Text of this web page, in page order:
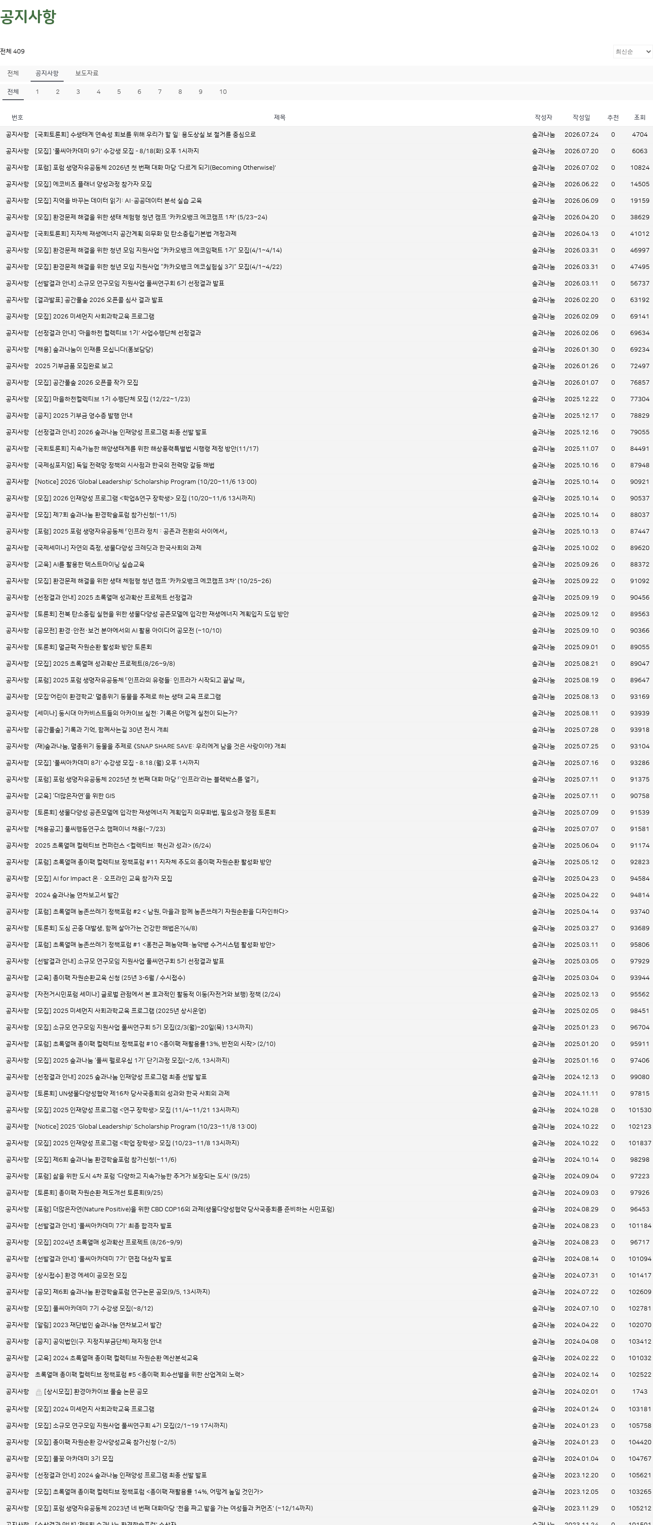
공지사항
전체 409
전체 공지사항 보도자료
전체 1 2 3 4 5 6 7 8 9 10
번호 제목 작성자 작성일 추천 조회
공지사항 [국회토론회] 수생태계 연속성 회보를 위해 우리가 할 일: 용도상실 보 철거를 중심으로 숲과나눔 2026.07.24 0 4704
공지사항 [모집] '풀씨아카데미 9기' 수강생 모집 - 8/18(화) 오후 1시까지 숲과나눔 2026.07.20 0 6063
공지사항 [포럼] 포럼 생명자유공동체 2026년 첫 번째 대화 마당 '다르게 되기(Becoming Otherwise)' 숲과나눔 2026.07.02 0 10824
공지사항 [모집] 에코비즈 플래너 양성과정 참가자 모집 숲과나눔 2026.06.22 0 14505
공지사항 [모집] 지역을 바꾸는 데이터 읽기: AI·공공데이터 분석 실습 교육 숲과나눔 2026.06.09 0 19159
공지사항 [모집] 환경문제 해결을 위한 생태 체험형 청년 캠프 '카카오뱅크 에코캠프 1차' (5/23~24) 숲과나눔 2026.04.20 0 38629
공지사항 [국회토론회] 지자체 재생에너지 공간계획 의무화 및 탄소중립기본법 개정과제 숲과나눔 2026.04.13 0 41012
공지사항 [모집] 환경문제 해결을 위한 청년 모임 지원사업 “카카오뱅크 에코임팩트 1기” 모집(4/1~4/14) 숲과나눔 2026.03.31 0 46997
공지사항 [모집] 환경문제 해결을 위한 청년 모임 지원사업 “카카오뱅크 에코실험실 3기” 모집(4/1~4/22) 숲과나눔 2026.03.31 0 47495
공지사항 [선발결과 안내] 소규모 연구모임 지원사업 풀씨연구회 6기 선정결과 발표 숲과나눔 2026.03.11 0 56737
공지사항 [결과발표] 공간풀숲 2026 오픈콜 심사 결과 발표 숲과나눔 2026.02.20 0 63192
공지사항 [모집] 2026 미세먼지 사회과학교육 프로그램 숲과나눔 2026.02.09 0 69141
공지사항 [선정결과 안내] '마을하천 컬렉티브 1기' 사업수행단체 선정결과 숲과나눔 2026.02.06 0 69634
공지사항 [채용] 숲과나눔이 인재를 모십니다(홍보담당) 숲과나눔 2026.01.30 0 69234
공지사항 2025 기부금품 모집완료 보고 숲과나눔 2026.01.26 0 72497
공지사항 [모집] 공간풀숲 2026 오픈콜 작가 모집 숲과나눔 2026.01.07 0 76857
공지사항 [모집] 마을하천컬렉티브 1기 수행단체 모집 (12/22~1/23) 숲과나눔 2025.12.22 0 77304
공지사항 [공지] 2025 기부금 영수증 발행 안내 숲과나눔 2025.12.17 0 78829
공지사항 [선정결과 안내] 2026 숲과나눔 인재양성 프로그램 최종 선발 발표 숲과나눔 2025.12.16 0 79055
공지사항 [국회토론회] 지속가능한 해양생태계를 위한 해상풍력특별법 시행령 제정 방안(11/17) 숲과나눔 2025.11.07 0 84491
공지사항 [국제심포지엄] 독일 전력망 정책의 시사점과 한국의 전력망 갈등 해법 숲과나눔 2025.10.16 0 87948
공지사항 [Notice] 2026 'Global Leadership' Scholarship Program (10/20~11/6 13:00) 숲과나눔 2025.10.14 0 90921
공지사항 [모집] 2026 인재양성 프로그램 <학업&연구 장학생> 모집 (10/20~11/6 13시까지) 숲과나눔 2025.10.14 0 90537
공지사항 [모집] 제7회 숲과나눔 환경학술포럼 참가신청(~11/5) 숲과나눔 2025.10.14 0 88037
공지사항 [포럼] 2025 포럼 생명자유공동체 「인프라 정치 : 공존과 전환의 사이에서」 숲과나눔 2025.10.13 0 87447
공지사항 [국제세미나] 자연의 측정, 생물다양성 크레딧과 한국사회의 과제 숲과나눔 2025.10.02 0 89620
공지사항 [교육] AI를 활용한 텍스트마이닝 실습교육 숲과나눔 2025.09.26 0 88372
공지사항 [모집] 환경문제 해결을 위한 생태 체험형 청년 캠프 '카카오뱅크 에코캠프 3차' (10/25~26) 숲과나눔 2025.09.22 0 91092
공지사항 [선정결과 안내] 2025 초록열매 성과확산 프로젝트 선정결과 숲과나눔 2025.09.19 0 90456
공지사항 [토론회] 전북 탄소중립 실현을 위한 생물다양성 공존모델에 입각한 재생에너지 계획입지 도입 방안 숲과나눔 2025.09.12 0 89563
공지사항 [공모전] 환경·안전·보건 분야에서의 AI 활용 아이디어 공모전 (~10/10) 숲과나눔 2025.09.10 0 90366
공지사항 [토론회] 멸균팩 자원순환 활성화 방안 토론회 숲과나눔 2025.09.01 0 89055
공지사항 [모집] 2025 초록열매 성과확산 프로젝트(8/26~9/8) 숲과나눔 2025.08.21 0 89047
공지사항 [포럼] 2025 포럼 생명자유공동체 「인프라의 유령들: 인프라가 시작되고 끝날 때」 숲과나눔 2025.08.19 0 89647
공지사항 [모집'어린이 환경학교' 멸종위기 동물을 주제로 하는 생태 교육 프로그램 숲과나눔 2025.08.13 0 93169
공지사항 [세미나] 동시대 아카비스트들의 아카이브 실천: 기록은 어떻게 실천이 되는가? 숲과나눔 2025.08.11 0 93939
공지사항 [공간풀숲] 기록과 기억, 함께사는길 30년 전시 개최 숲과나눔 2025.07.28 0 93918
공지사항 (재)숲과나눔, 멸종위기 동물을 주제로 《SNAP SHARE SAVE: 우리에게 남을 것은 사랑이야》 개최 숲과나눔 2025.07.25 0 93104
공지사항 [모집] '풀씨아카데미 8기' 수강생 모집 - 8.18.(월) 오후 1시까지 숲과나눔 2025.07.16 0 93286
공지사항 [포럼] 포럼 생명자유공동체 2025년 첫 번째 대화 마당 「'인프라'라는 블랙박스를 열기」 숲과나눔 2025.07.11 0 91375
공지사항 [교육] ‘더많은자연’을 위한 GIS 숲과나눔 2025.07.11 0 90758
공지사항 [토론회] 생물다양성 공존모델에 입각한 재생에너지 계획입지 의무화법, 필요성과 쟁점 토론회 숲과나눔 2025.07.09 0 91539
공지사항 [채용공고] 풀씨행동연구소 캠페이너 채용(~7/23) 숲과나눔 2025.07.07 0 91581
공지사항 2025 초록열매 컬렉티브 컨퍼런스 <컬렉티브: 혁신과 성과> (6/24) 숲과나눔 2025.06.04 0 91174
공지사항 [포럼] 초록열매 종이팩 컬렉티브 정책포럼 #11 지자체 주도의 종이팩 자원순환 활성화 방안 숲과나눔 2025.05.12 0 92823
공지사항 [모집] AI for Impact 온ㆍ오프라인 교육 참가자 모집 숲과나눔 2025.04.23 0 94584
공지사항 2024 숲과나눔 연차보고서 발간 숲과나눔 2025.04.22 0 94814
공지사항 [포럼] 초록열매 농촌쓰레기 정책포럼 #2 < 남원, 마을과 함께 농촌쓰레기 자원순환을 디자인하다> 숲과나눔 2025.04.14 0 93740
공지사항 [토론회] 도심 곤충 대발생, 함께 살아가는 건강한 해법은?(4/8) 숲과나눔 2025.03.27 0 93689
공지사항 [포럼] 초록열매 농촌쓰레기 정책포럼 #1 <홍천군 폐농약폐·농약병 수거시스템 활성화 방안> 숲과나눔 2025.03.11 0 95806
공지사항 [선발결과 안내] 소규모 연구모임 지원사업 풀씨연구회 5기 선정결과 발표 숲과나눔 2025.03.05 0 97929
공지사항 [교육] 종이팩 자원순환교육 신청 (25년 3-6월 / 수시접수) 숲과나눔 2025.03.04 0 93944
공지사항 [자전거시민포럼 세미나] 글로벌 관점에서 본 효과적인 활동적 이동(자전거와 보행) 정책 (2/24) 숲과나눔 2025.02.13 0 95562
공지사항 [모집] 2025 미세먼지 사회과학교육 프로그램 (2025년 상시운영) 숲과나눔 2025.02.05 0 98451
공지사항 [모집] 소규모 연구모임 지원사업 풀씨연구회 5기 모집(2/3(월)~20일(목) 13시까지) 숲과나눔 2025.01.23 0 96704
공지사항 [포럼] 초록열매 종이팩 컬렉티브 정책포럼 #10 <종이팩 재활용률13%, 반전의 시작> (2/10) 숲과나눔 2025.01.20 0 95911
공지사항 [모집] 2025 숲과나눔 ‘풀씨 펠로우십 1기’ 단기과정 모집(~2/6, 13시까지) 숲과나눔 2025.01.16 0 97406
공지사항 [선정결과 안내] 2025 숲과나눔 인재양성 프로그램 최종 선발 발표 숲과나눔 2024.12.13 0 99080
공지사항 [토론회] UN생물다양성협약 제16차 당사국총회의 성과와 한국 사회의 과제 숲과나눔 2024.11.11 0 97815
공지사항 [모집] 2025 인재양성 프로그램 <연구 장학생> 모집 (11/4~11/21 13시까지) 숲과나눔 2024.10.28 0 101530
공지사항 [Notice] 2025 'Global Leadership' Scholarship Program (10/23~11/8 13:00) 숲과나눔 2024.10.22 0 102123
공지사항 [모집] 2025 인재양성 프로그램 <학업 장학생> 모집 (10/23~11/8 13시까지) 숲과나눔 2024.10.22 0 101837
공지사항 [모집] 제6회 숲과나눔 환경학술포럼 참가신청(~11/6) 숲과나눔 2024.10.14 0 98298
공지사항 [포럼] 삶을 위한 도시 4차 포럼 '다양하고 지속가능한 주거가 보장되는 도시' (9/25) 숲과나눔 2024.09.04 0 97223
공지사항 [토론회] 종이팩 자원순환 제도개선 토론회(9/25) 숲과나눔 2024.09.03 0 97926
공지사항 [포럼] 더많은자연(Nature Positive)을 위한 CBD COP16의 과제(생물다양성협약 당사국총회를 준비하는 시민포럼) 숲과나눔 2024.08.29 0 96453
공지사항 [선발결과 안내] '풀씨아카데미 7기' 최종 합격자 발표 숲과나눔 2024.08.23 0 101184
공지사항 [모집] 2024년 초록열매 성과확산 프로젝트 (8/26~9/9) 숲과나눔 2024.08.23 0 96717
공지사항 [선발결과 안내] '풀씨아카데미 7기' 면접 대상자 발표 숲과나눔 2024.08.14 0 101094
공지사항 [상시접수] 환경 에세이 공모전 모집 숲과나눔 2024.07.31 0 101417
공지사항 [공모] 제6회 숲과나눔 환경학술포럼 연구논문 공모(9/5, 13시까지) 숲과나눔 2024.07.22 0 102609
공지사항 [모집] 풀씨아카데미 7기 수강생 모집(~8/12) 숲과나눔 2024.07.10 0 102781
공지사항 [알림] 2023 재단법인 숲과나눔 연차보고서 발간 숲과나눔 2024.04.22 0 102070
공지사항 [공지] 공익법인(구. 지정지부금단체) 재지정 안내 숲과나눔 2024.04.08 0 103412
공지사항 [교육] 2024 초록열매 종이팩 컬렉티브 자원순환 예산분석교육 숲과나눔 2024.02.22 0 101032
공지사항 초록열매 종이팩 컬렉티브 정책포럼 #5 <종이팩 회수선별을 위한 산업계의 노력> 숲과나눔 2024.02.14 0 102522
공지사항 [상시모집] 환경아카이브 풀숲 논문 공모 숲과나눔 2024.02.01 0 1743
공지사항 [모집] 2024 미세먼지 사회과학교육 프로그램 숲과나눔 2024.01.24 0 103181
공지사항 [모집] 소규모 연구모임 지원사업 풀씨연구회 4기 모집(2/1~19 17시까지) 숲과나눔 2024.01.23 0 105758
공지사항 [모집] 종이팩 자원순환 강사양성교육 참가신청 (~2/5) 숲과나눔 2024.01.23 0 104420
공지사항 [모집] 풀꽃 아카데미 3기 모집 숲과나눔 2024.01.04 0 104767
공지사항 [선정결과 안내] 2024 숲과나눔 인재양성 프로그램 최종 선발 발표 숲과나눔 2023.12.20 0 105621
공지사항 [모집] 초록열매 종이팩 컬렉티브 정책포럼 <종이팩 재활용률 14%, 어떻게 높일 것인가> 숲과나눔 2023.12.05 0 103265
공지사항 [모집] 포럼 생명자유공동체 2023년 네 번째 대화마당 '천을 짜고 밭을 가는 여성들과 커먼즈' (~12/14까지) 숲과나눔 2023.11.29 0 105212